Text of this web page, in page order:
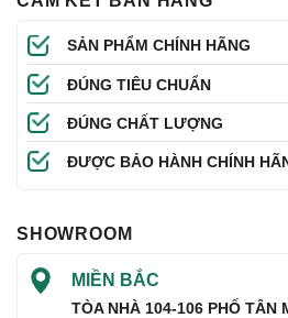
SẢN PHẨM CHÍNH HÃNG
ĐÚNG TIÊU CHUẨN
ĐÚNG CHẤT LƯỢNG
ĐƯỢC BẢO HÀNH CHÍNH
SHOWROOM
MIỀN BẮC
TÒA NHÀ 104-106 PHỐ TÂN